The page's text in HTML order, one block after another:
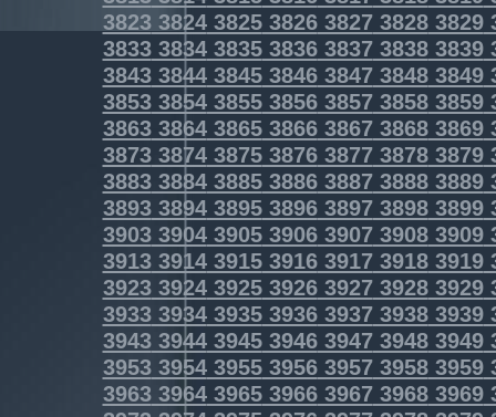
3823382438253826382738283829
3833383438353836383738383839
3843384438453846384738483849
3853385438553856385738583859
3863386438653866386738683869
3873387438753876387738783879
3883388438853886388738883889
3893389438953896389738983899
3903390439053906390739083909
3913391439153916391739183919
3923392439253926392739283929
3933393439353936393739383939
3943394439453946394739483949
3953395439553956395739583959
3963396439653966396739683969